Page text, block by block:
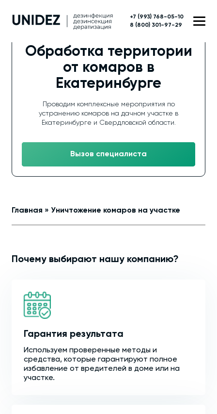
+7 (993) 768-05-10
8 (800) 301-97-29
Обработка территории
от комаров в
Екатеринбурге
Проводим комплексные мероприятия по
устранению комаров на дачном участке в
Екатеринбурге и Свердловской области.
Вызов специалиста
Главная » Уничтожение комаров на участке
Почему выбирают нашу компанию?
Гарантия результата
Используем проверенные методы и
средства, которые гарантируют полное
избавление от вредителей в доме или на
участке.